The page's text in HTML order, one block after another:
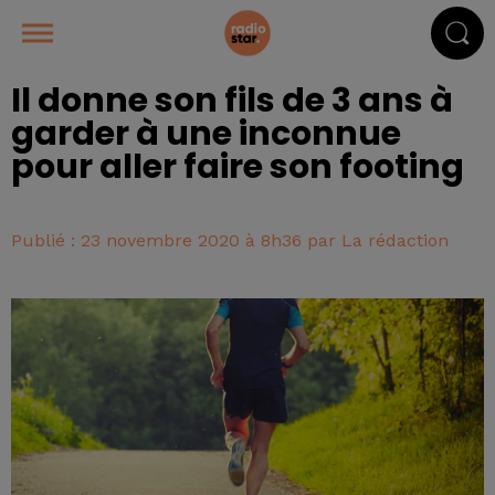
Il donne son fils de 3 ans à
garder à une inconnue
pour aller faire son footing
Publié : 23 novembre 2020 à 8h36 par La rédaction